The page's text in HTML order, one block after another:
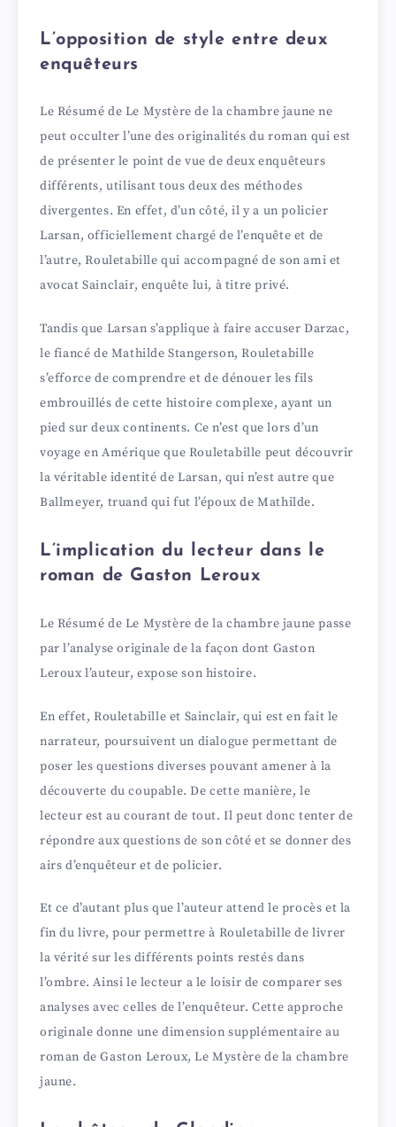
L’opposition de style entre deux
enquêteurs
Le Résumé de Le Mystère de la chambre jaune ne
peut occulter l’une des originalités du roman qui est
de présenter le point de vue de deux enquêteurs
différents, utilisant tous deux des méthodes
divergentes. En effet, d’un côté, il y a un policier
Larsan, officiellement chargé de l’enquête et de
l’autre, Rouletabille qui accompagné de son ami et
avocat Sainclair, enquête lui, à titre privé.
Tandis que Larsan s’applique à faire accuser Darzac,
le fiancé de Mathilde Stangerson, Rouletabille
s’efforce de comprendre et de dénouer les fils
embrouillés de cette histoire complexe, ayant un
pied sur deux continents. Ce n’est que lors d’un
voyage en Amérique que Rouletabille peut découvrir
la véritable identité de Larsan, qui n’est autre que
Ballmeyer, truand qui fut l’époux de Mathilde.
L’implication du lecteur dans le
roman de Gaston Leroux
Le Résumé de Le Mystère de la chambre jaune passe
par l’analyse originale de la façon dont Gaston
Leroux l’auteur, expose son histoire.
En effet, Rouletabille et Sainclair, qui est en fait le
narrateur, poursuivent un dialogue permettant de
poser les questions diverses pouvant amener à la
découverte du coupable. De cette manière, le
lecteur est au courant de tout. Il peut donc tenter de
répondre aux questions de son côté et se donner des
airs d’enquêteur et de policier.
Et ce d’autant plus que l’auteur attend le procès et la
fin du livre, pour permettre à Rouletabille de livrer
la vérité sur les différents points restés dans
l’ombre. Ainsi le lecteur a le loisir de comparer ses
analyses avec celles de l’enquêteur. Cette approche
originale donne une dimension supplémentaire au
roman de Gaston Leroux, Le Mystère de la chambre
jaune.